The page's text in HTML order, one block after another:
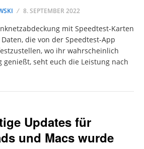
8. SEPTEMBER 2022
mit Speedtest-Karten
die von der Speedtest-App
wo ihr wahrscheinlich
genießt, seht euch die Leistung nach
Updates für
und Macs wurde